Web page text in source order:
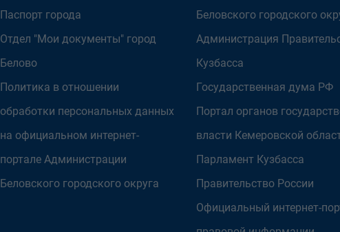
Паспорт города
Отдел "Мои документы" город
Белово
Политика в отношении
обработки персональных данных
на официальном интернет-
портале Администрации
Беловского городского округа
Беловского городского
Администрация
Кузбасса
Государственная дума РФ
Портал органов
власти Кемеровской
Парламент Кузбасса
Правительство России
Официальный интернет-